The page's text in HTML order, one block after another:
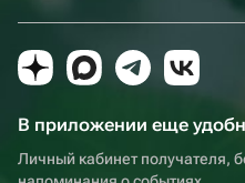
В приложении еще
Личный кабинет получателя,